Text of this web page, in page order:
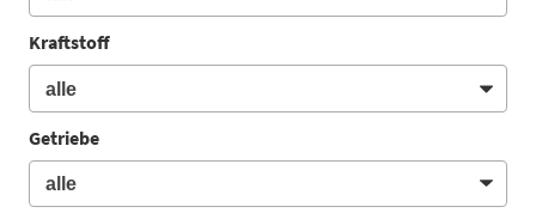
Kraftstoff
Getriebe